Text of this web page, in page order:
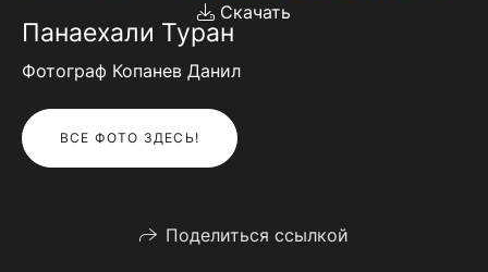
Скачать
Панаехали Туран
Фотограф Копанев Данил
ВСЕ ФОТО ЗДЕСЬ!
Поделиться ссылкой